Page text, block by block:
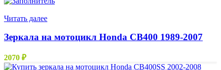
Читать далее
Зеркала на мотоцикл Honda CB400 1989-2007
2070 ₽